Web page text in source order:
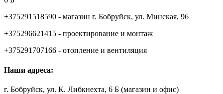
+375291518590 - магазин г. Бобруйск, ул. Минская, 96
+375296621415 - проектирование и монтаж
+375291707166 - отопление и вентиляция
Наши адреса:
г. Бобруйск, ул. К. Либкнехта, 6 Б (магазин и офис)